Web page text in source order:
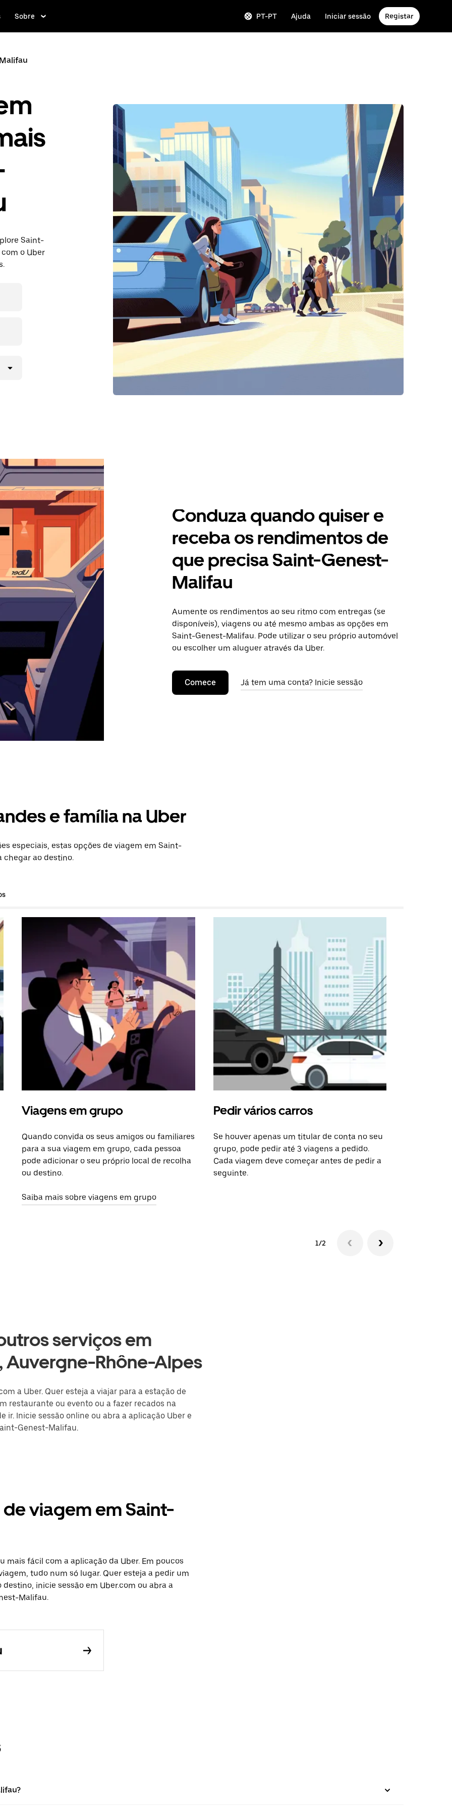
Sobre PT-PT Ajuda Iniciar sessão Registar
Saint-
o Uber
Conduza quando quiser e
receba os rendimentos de
que precisa Saint-Genest-
Malifau
Aumente os rendimentos ao seu ritmo com entregas (se
disponíveis), viagens ou até mesmo ambas as opções em
Saint-Genest-Malifau. Pode utilizar o seu próprio automóvel
ou escolher um aluguer através da Uber.
Comece Já tem uma conta? Inicie sessão
e família na Uber
especiais, estas opções de viagem em Saint-
chegar ao destino.
Viagens em grupo
Quando convida os seus amigos ou familiares
para a sua viagem em grupo, cada pessoa
pode adicionar o seu próprio local de recolha
ou destino.
Saiba mais sobre viagens em grupo
Pedir vários carros
Se houver apenas um titular de conta no seu
grupo, pode pedir até 3 viagens a pedido.
Cada viagem deve começar antes de pedir a
seguinte.
1/2
serviços em
Rhône-Alpes
a Uber. Quer esteja a viajar para a estação de
restaurante ou evento ou a fazer recados na
ir. Inicie sessão online ou abra a aplicação Uber e
Genest-Malifau.
viagem em Saint-
fácil com a aplicação da Uber. Em poucos
tudo num só lugar. Quer esteja a pedir um
inicie sessão em Uber.com ou abra a
Malifau.